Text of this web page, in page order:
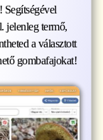
Segítségével
jelenleg termő,
a választott
gombafajokat!